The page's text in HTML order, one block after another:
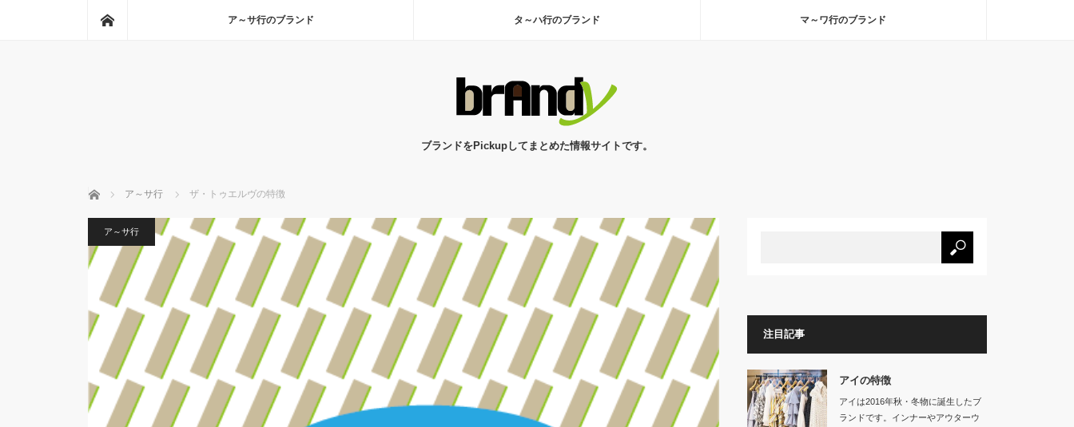
ア～サ行のブランド タ～ハ行のブランド マ～ワ行のブランド
ブランドをPickupしてまとめた情報サイトです。
ホーム ア～サ行 ザ・トゥエルヴの特徴
ア～サ行
注目記事
アイの特徴
アイは2016年秋・冬物に誕生したブ
ランドです。インナーやアウターウ